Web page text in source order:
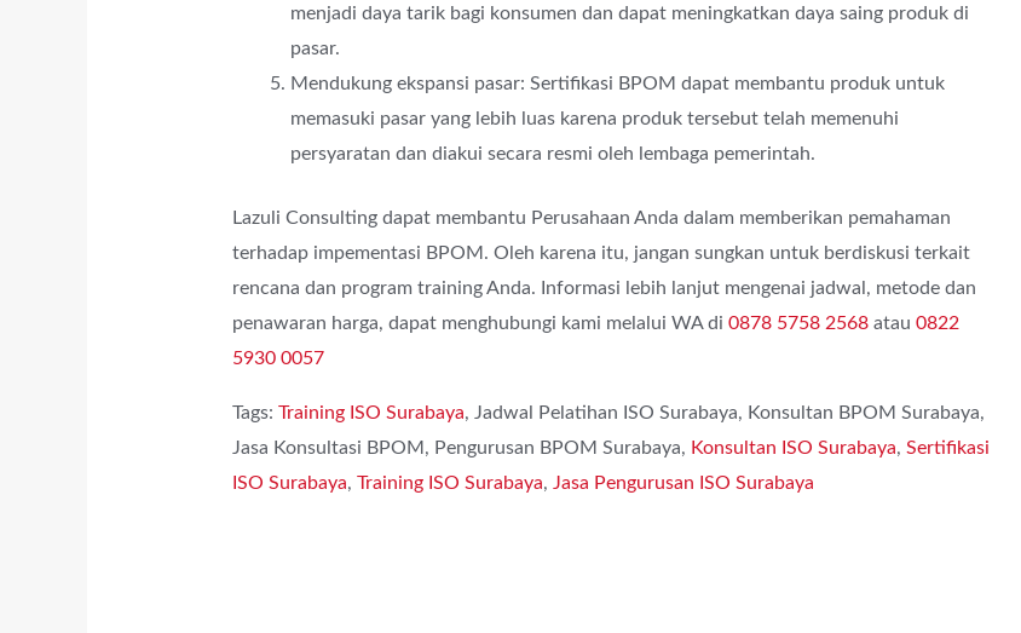
menjadi daya tarik bagi konsumen dan dapat meningkatkan daya saing produk di
pasar.
Mendukung ekspansi pasar: Sertifikasi BPOM dapat membantu produk untuk
memasuki pasar yang lebih luas karena produk tersebut telah memenuhi
persyaratan dan diakui secara resmi oleh lembaga pemerintah.
Lazuli Consulting dapat membantu Perusahaan Anda dalam memberikan pemahaman
terhadap impementasi BPOM. Oleh karena itu, jangan sungkan untuk berdiskusi terkait
rencana dan program training Anda. Informasi lebih lanjut mengenai jadwal, metode dan
penawaran harga, dapat menghubungi kami melalui WA di0878 5758 2568 atau0822
5930 0057
Tags:Training ISO Surabaya, Jadwal Pelatihan ISO Surabaya, Konsultan BPOM Surabaya,
Jasa Konsultasi BPOM, Pengurusan BPOM Surabaya, Konsultan ISO Surabaya,Sertifikasi
ISO Surabaya,Training ISO Surabaya, Jasa Pengurusan ISO Surabaya